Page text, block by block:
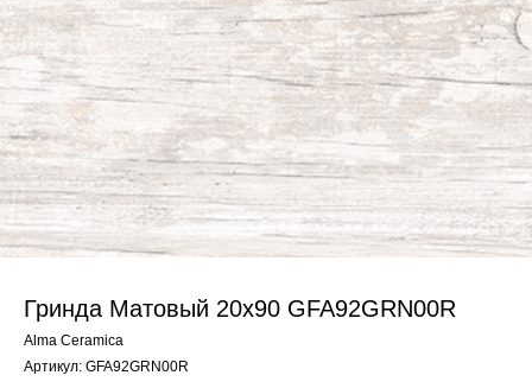
Гринда Матовый 20x90 GFA92GRN00R
Alma Ceramica
Артикул: GFA92GRN00R